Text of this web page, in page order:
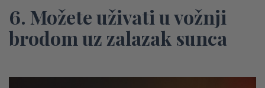
6. Možete uživati u vožnji
brodom uz zalazak sunca